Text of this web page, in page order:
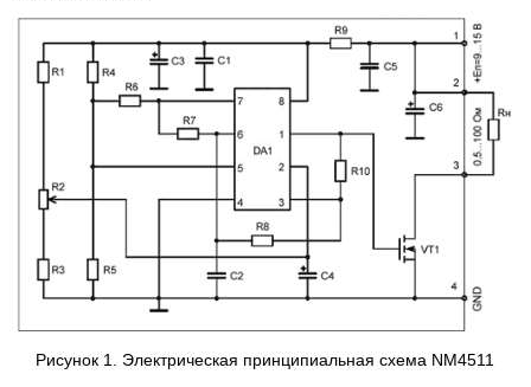
Рисунок 1. Электрическая принципиальная схема NM4511